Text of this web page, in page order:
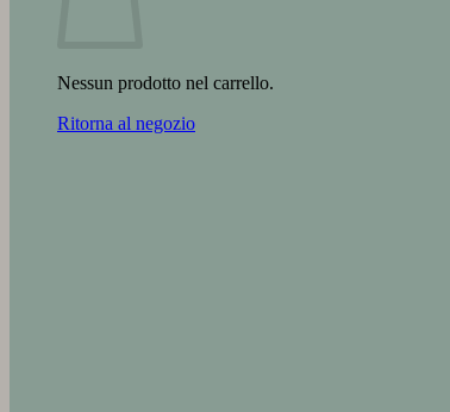
Nessun prodotto nel carrello.
Ritorna al negozio